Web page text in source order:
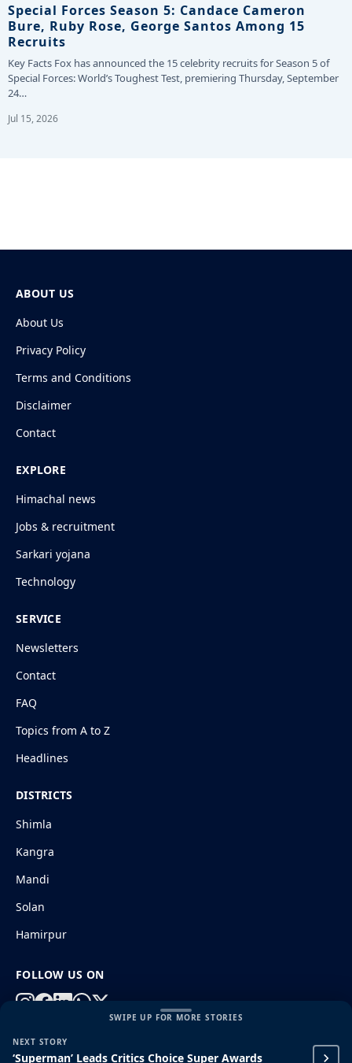
Special Forces Season 5: Candace Cameron
Bure, Ruby Rose, George Santos Among 15
Recruits
Key Facts Fox has announced the 15 celebrity recruits for Season 5 of
Special Forces: World’s Toughest Test, premiering Thursday, September
24…
Jul 15, 2026
SWIPE UP FOR MORE STORIES
NEXT STORY
‘Superman’ Leads Critics Choice Super Awards
ABOUT US
About Us
Privacy Policy
Terms and Conditions
Disclaimer
Contact
EXPLORE
Himachal news
Jobs & recruitment
Sarkari yojana
Technology
SERVICE
Newsletters
Contact
FAQ
Topics from A to Z
Headlines
DISTRICTS
Shimla
Kangra
Mandi
Solan
Hamirpur
FOLLOW US ON
© 2026 HimachalGovt.com
| Terms and Conditions | Disclaimer